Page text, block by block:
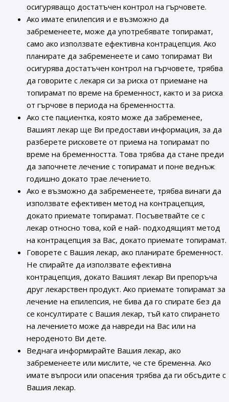
осигуряващо достатъчен контрол на гърчовете.
Ако имате епилепсия и е възможно да
забременеете, може да употребявате топирамат,
само ако използвате ефективна контрацепция. Ако
планирате да забременеете и само топирамат Ви
осигурява достатъчен контрол на гърчовете, трябва
да говорите с лекаря си за риска от приемане на
топирамат по време на бременност, както и за риска
от гърчове в периода на бременността.
Ако сте пациентка, която може да забременее,
Вашият лекар ще Ви предостави информация, за да
разберете рисковете от приема на топирамат по
време на бременността. Това трябва да стане преди
да започнете лечение с топирамат и поне веднъж
годишно докато трае лечението.
Ако е възможно да забременеете, трябва винаги да
използвате ефективен метод на контрацепция,
докато приемате топирамат. Посъветвайте се с
лекар относно това, кой е най- подходящият метод
на контрацепция за Вас, докато приемате топирамат.
Говорете с Вашия лекар, ако планирате бременност.
Не спирайте да използвате ефективна
контрацепция, докато Вашият лекар Ви препоръча
друг лекарствен продукт. Ако приемате топирамат за
лечение на епилепсия, не бива да го спирате без да
се консултирате с Вашия лекар, тъй като спирането
на лечението може да навреди на Вас или на
нероденото Ви дете.
Веднага информирайте Вашия лекар, ако
забременеете или мислите, че сте бременна. Ако
имате въпроси или опасения трябва да ги обсъдите с
Вашия лекар.